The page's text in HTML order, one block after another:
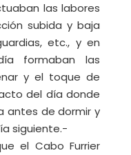
las labores
subida y baja
etc., y en
formaban las
y el toque de
del día donde
antes de dormir y
siguiente.-
el Cabo Furrier